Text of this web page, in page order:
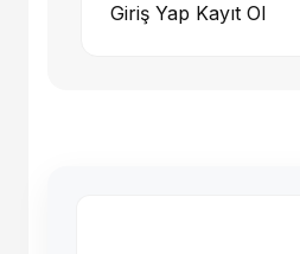
Giriş Yap Kayıt Ol